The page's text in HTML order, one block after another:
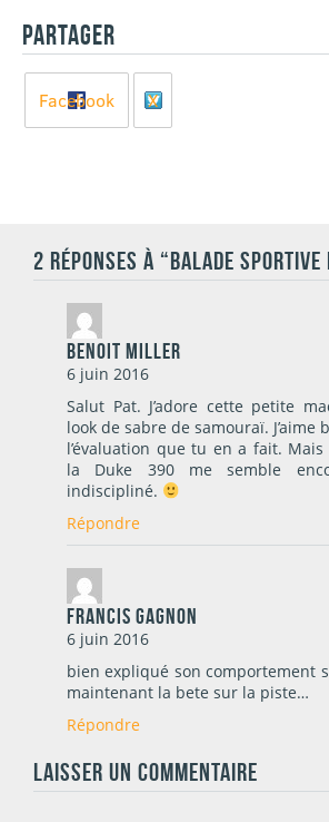
PARTAGER
Facebook
X
2 RÉPONSES À “BALADE
Benoit Miller
6 juin 2016
Salut Pat. J’adore cette petite
look de sabre de samouraï. J’aime
l’évaluation que tu en a fait. Mais
la Duke 390 me semble
indiscipliné.
Répondre
francis gagnon
6 juin 2016
bien expliqué son comportement
maintenant la bete sur la piste…
Répondre
LAISSER UN COMMENTAIRE